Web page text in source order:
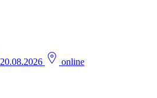
20.08.2026 online